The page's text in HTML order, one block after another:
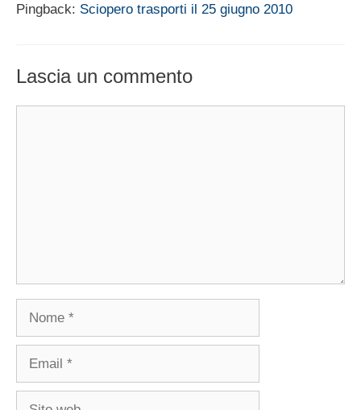
Pingback: Sciopero trasporti il 25 giugno 2010
Lascia un commento
Nome
Email
Sito